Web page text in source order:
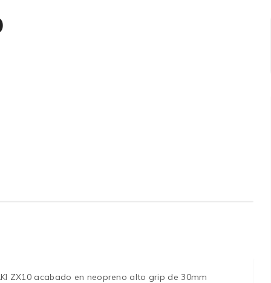
ZX10 acabado en neopreno alto grip de 30mm